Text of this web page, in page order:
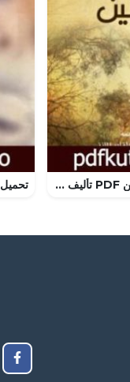
تحميل كتاب سانين PDF تأليف إبراهيم عبد القادر المازني مجانا [كامل]